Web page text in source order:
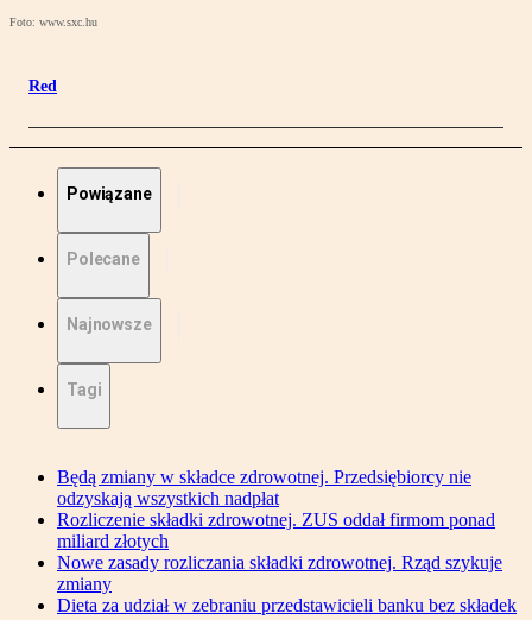
Foto: www.sxc.hu
Red
Powiązane
Polecane
Najnowsze
Tagi
Będą zmiany w składce zdrowotnej. Przedsiębiorcy nie
odzyskają wszystkich nadpłat
Rozliczenie składki zdrowotnej. ZUS oddał firmom ponad
miliard złotych
Nowe zasady rozliczania składki zdrowotnej. Rząd szykuje
zmiany
Dieta za udział w zebraniu przedstawicieli banku bez składek